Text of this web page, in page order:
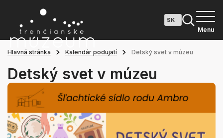
Menu
Hlavná stránka Kalendár podujatí Detský svet v múzeu
Detský svet v múzeu